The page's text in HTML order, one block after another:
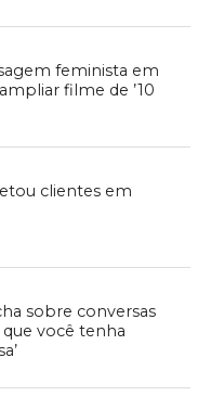
feminista em
filme de ’10
clientes em
sobre conversas
que você tenha